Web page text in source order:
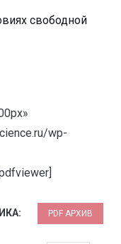
свободной
wp-
PDF АРХИВ